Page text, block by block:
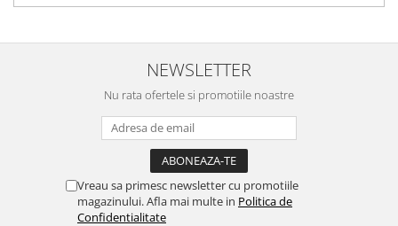
NEWSLETTER
Nu rata ofertele si promotiile noastre
Vreau sa primesc newsletter cu promotiile
magazinului. Afla mai multe in Politica de
Confidentialitate